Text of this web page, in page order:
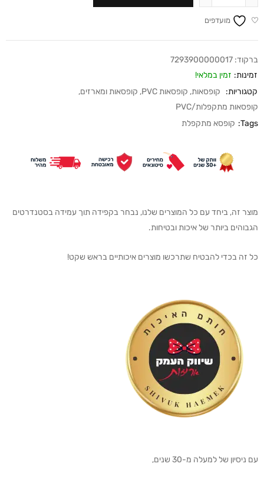
מועדפים
ברקוד: 7293900000017
זמינות: זמין במלאי!
קטגוריות:
קופסאות, קופסאות PVC , קופסאות ומארזים,
קופסאות מתקפלות/PVC
Tags: קופסא מתקפלת
מוצר זה, ביחד עם כל המוצרים שלנו, נבחר בקפידה תוך עמידה בסטנדרטים
הגבוהים ביותר של איכות ובטיחות.
כל זה בכדי להבטיח שתרכשו מוצרים איכותיים בראש שקט!
עם ניסיון של למעלה מ-30 שנים,